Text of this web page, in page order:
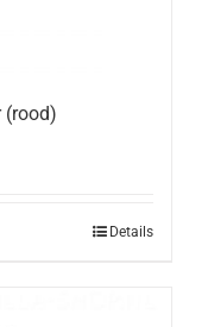
(rood)
Details